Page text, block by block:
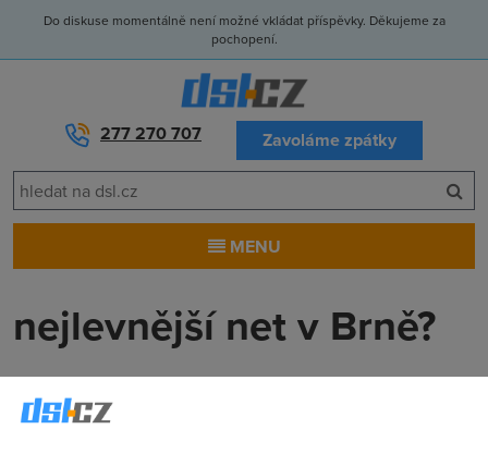
Do diskuse momentálně není možné vkládat příspěvky. Děkujeme za
pochopení.
277 270 707 Zavoláme zpátky
MENU
nejlevnější net v Brně?
marek(8.9.2006 15:56:14)
Ahoj všichni. Mohli by jste mě poradit nejlevnější a